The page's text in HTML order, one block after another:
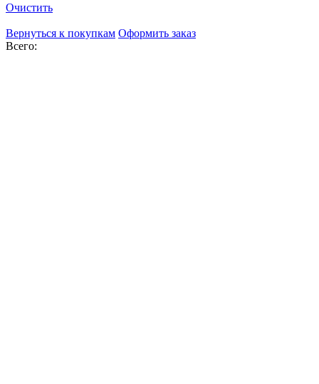
Очистить
Вернуться к покупкам Оформить заказ
Всего: